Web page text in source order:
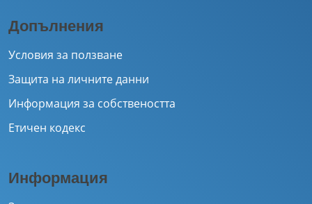
Допълнения
Условия за ползване
Защита на личните данни
Информация за собствеността
Етичен кодекс
Информация